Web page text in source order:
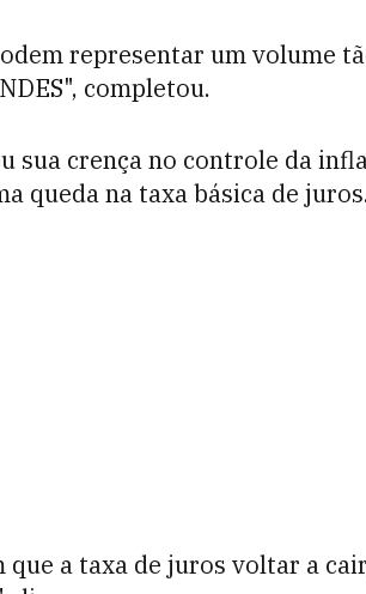
representar um volume
completou.
sua crença no controle da
queda na taxa básica de
que a taxa de juros voltar a